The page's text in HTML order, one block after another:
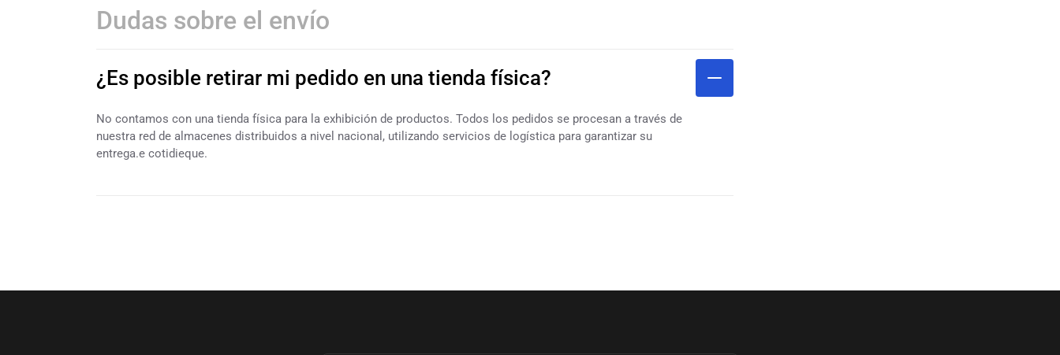
Dudas sobre el envío
¿Es posible retirar mi pedido en una tienda física?
No contamos con una tienda física para la exhibición de productos. Todos los pedidos se procesan a través de
nuestra red de almacenes distribuidos a nivel nacional, utilizando servicios de logística para garantizar su
entrega.e cotidieque.